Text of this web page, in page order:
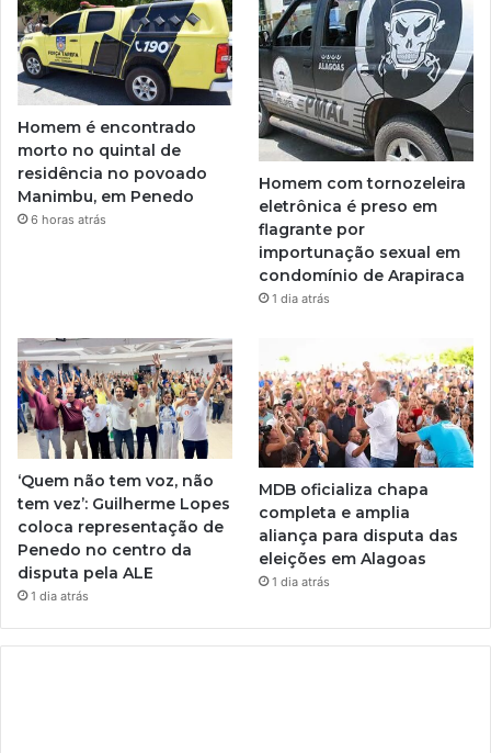
Homem é encontrado
morto no quintal de
residência no povoado
Manimbu, em Penedo
6 horas atrás
Homem com tornozeleira
eletrônica é preso em
flagrante por
importunação sexual em
condomínio de Arapiraca
1 dia atrás
‘Quem não tem voz, não
tem vez’: Guilherme Lopes
coloca representação de
Penedo no centro da
disputa pela ALE
1 dia atrás
MDB oficializa chapa
completa e amplia
aliança para disputa das
eleições em Alagoas
1 dia atrás